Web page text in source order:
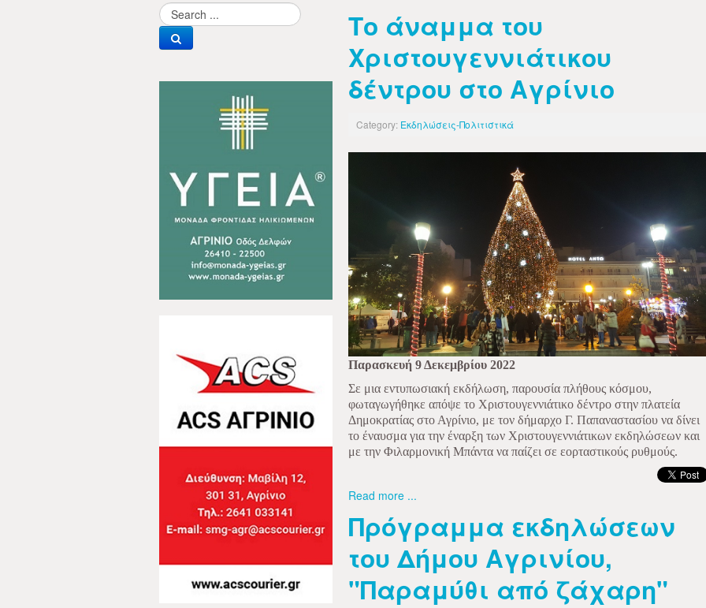
Το άναμμα του
Χριστουγεννιάτικου
δέντρου στο Αγρίνιο
Category: Εκδηλώσεις-Πολιτιστικά
Παρασκευή 9 Δεκεμβρίου 2022
Σε μια εντυπωσιακή εκδήλωση, παρουσία πλήθους κόσμου,
φωταγωγήθηκε απόψε το Χριστουγεννιάτικο δέντρο στην πλατεία
Δημοκρατίας στο Αγρίνιο, με τον δήμαρχο Γ. Παπαναστασίου να δίνει
το έναυσμα για την έναρξη των Χριστουγεννιάτικων εκδηλώσεων και
με την Φιλαρμονική Μπάντα να παίζει σε εορταστικούς ρυθμούς.
Read more ...
Πρόγραμμα εκδηλώσεων
του Δήμου Αγρινίου,
"Παραμύθι από ζάχαρη"